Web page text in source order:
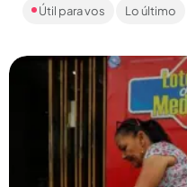
Risaralda y el MiLoto,
Útil para vos Lo último